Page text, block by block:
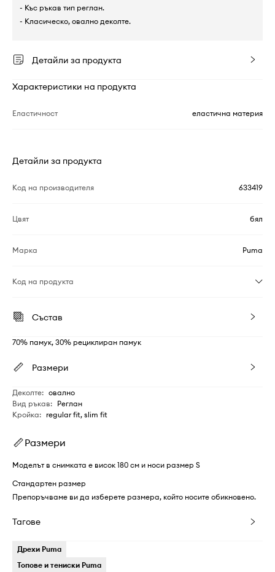
- Къс ръкав тип реглан.
- Класическо, овално деколте.
Детайли за продукта
Характеристики на продукта
Еластичност еластична материя
Детайли за продукта
Код на производителя 633419
Цвят бял
Марка Puma
Код на продукта
Състав
70% памук, 30% рециклиран памук
Размери
Деколте: овално
Вид ръкав: Реглан
Кройка: regular fit, slim fit
Размери
Моделът в снимката е висок 180 см и носи размер S
Стандартен размер
Препоръчваме ви да изберете размера, който носите обикновено.
Тагове
Дрехи Puma
Топове и тениски Puma